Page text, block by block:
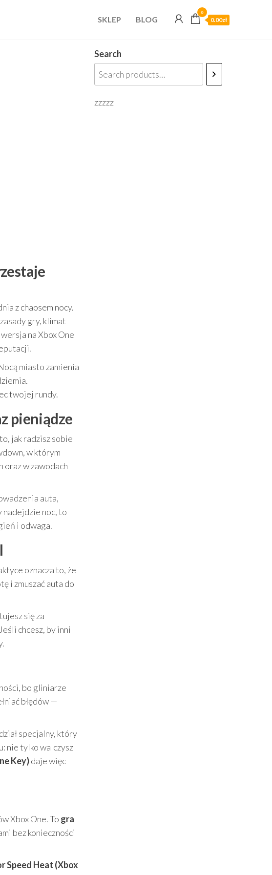
SKLEP BLOG
0
0.00zł
z chaosem nocy.
gry, klimat
na Xbox One
miasto zamienia
twojej rundy.
pieniądze
jak radzisz sobie
w którym
oraz w zawodach
auta,
nadejdzie noc, to
i odwaga.
oznacza to, że
i zmuszać auta do
się za
chcesz, by inni
bo gliniarze
błędów —
specjalny, który
nie tylko walczysz
Key)daje więc
Xbox One. To gra
bez konieczności
Speed Heat (Xbox
Search
zzzzz